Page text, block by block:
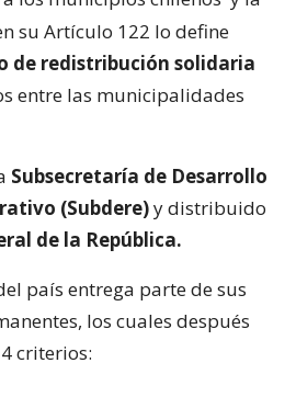
su Artículo 122 lo define
de redistribución solidaria
entre las municipalidades
Subsecretaría de Desarrollo
(Subdere)y distribuido
de la República.
país entrega parte de sus
los cuales después
criterios: